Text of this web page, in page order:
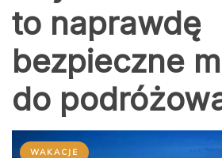
to naprawdę
bezpieczne
do
WAKACJE